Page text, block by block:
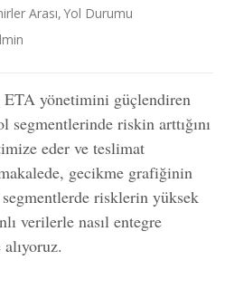
Arası Yol Durumu
ETA yönetimini güçlendiren
segmentlerinde riskin arttığını
eder ve teslimat
gecikme grafiğinin
risklerin yüksek
verilerle nasıl entegre